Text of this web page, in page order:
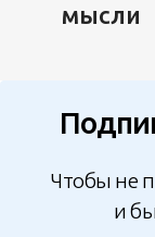
мысли
Чтобы не
и